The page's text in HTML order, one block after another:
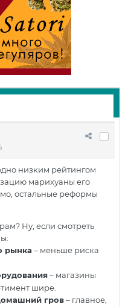
низким рейтингом
марихуаны его
остальные реформы
Ну, если смотреть
рынка – меньше риска
– магазины
шире.
гров– главное,